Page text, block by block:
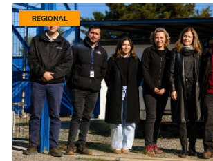
REGIONAL